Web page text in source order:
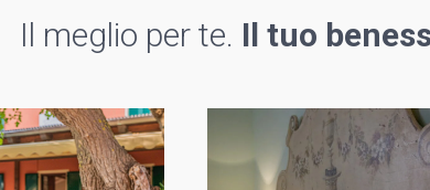
Il meglio per te. Il tuo